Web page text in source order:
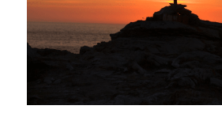
神學淺說
信仰生活